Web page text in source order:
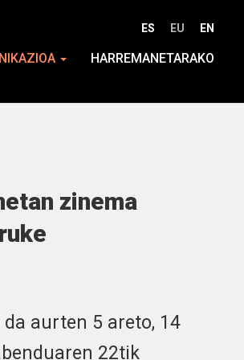
ES EU EN
HARREMANETARAKO
zinema
aurten 5 areto, 14
22tik